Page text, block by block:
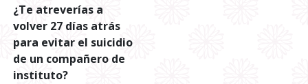
¿Te atreverías a
volver 27 días atrás
para evitar el suicidio
de un compañero de
instituto?